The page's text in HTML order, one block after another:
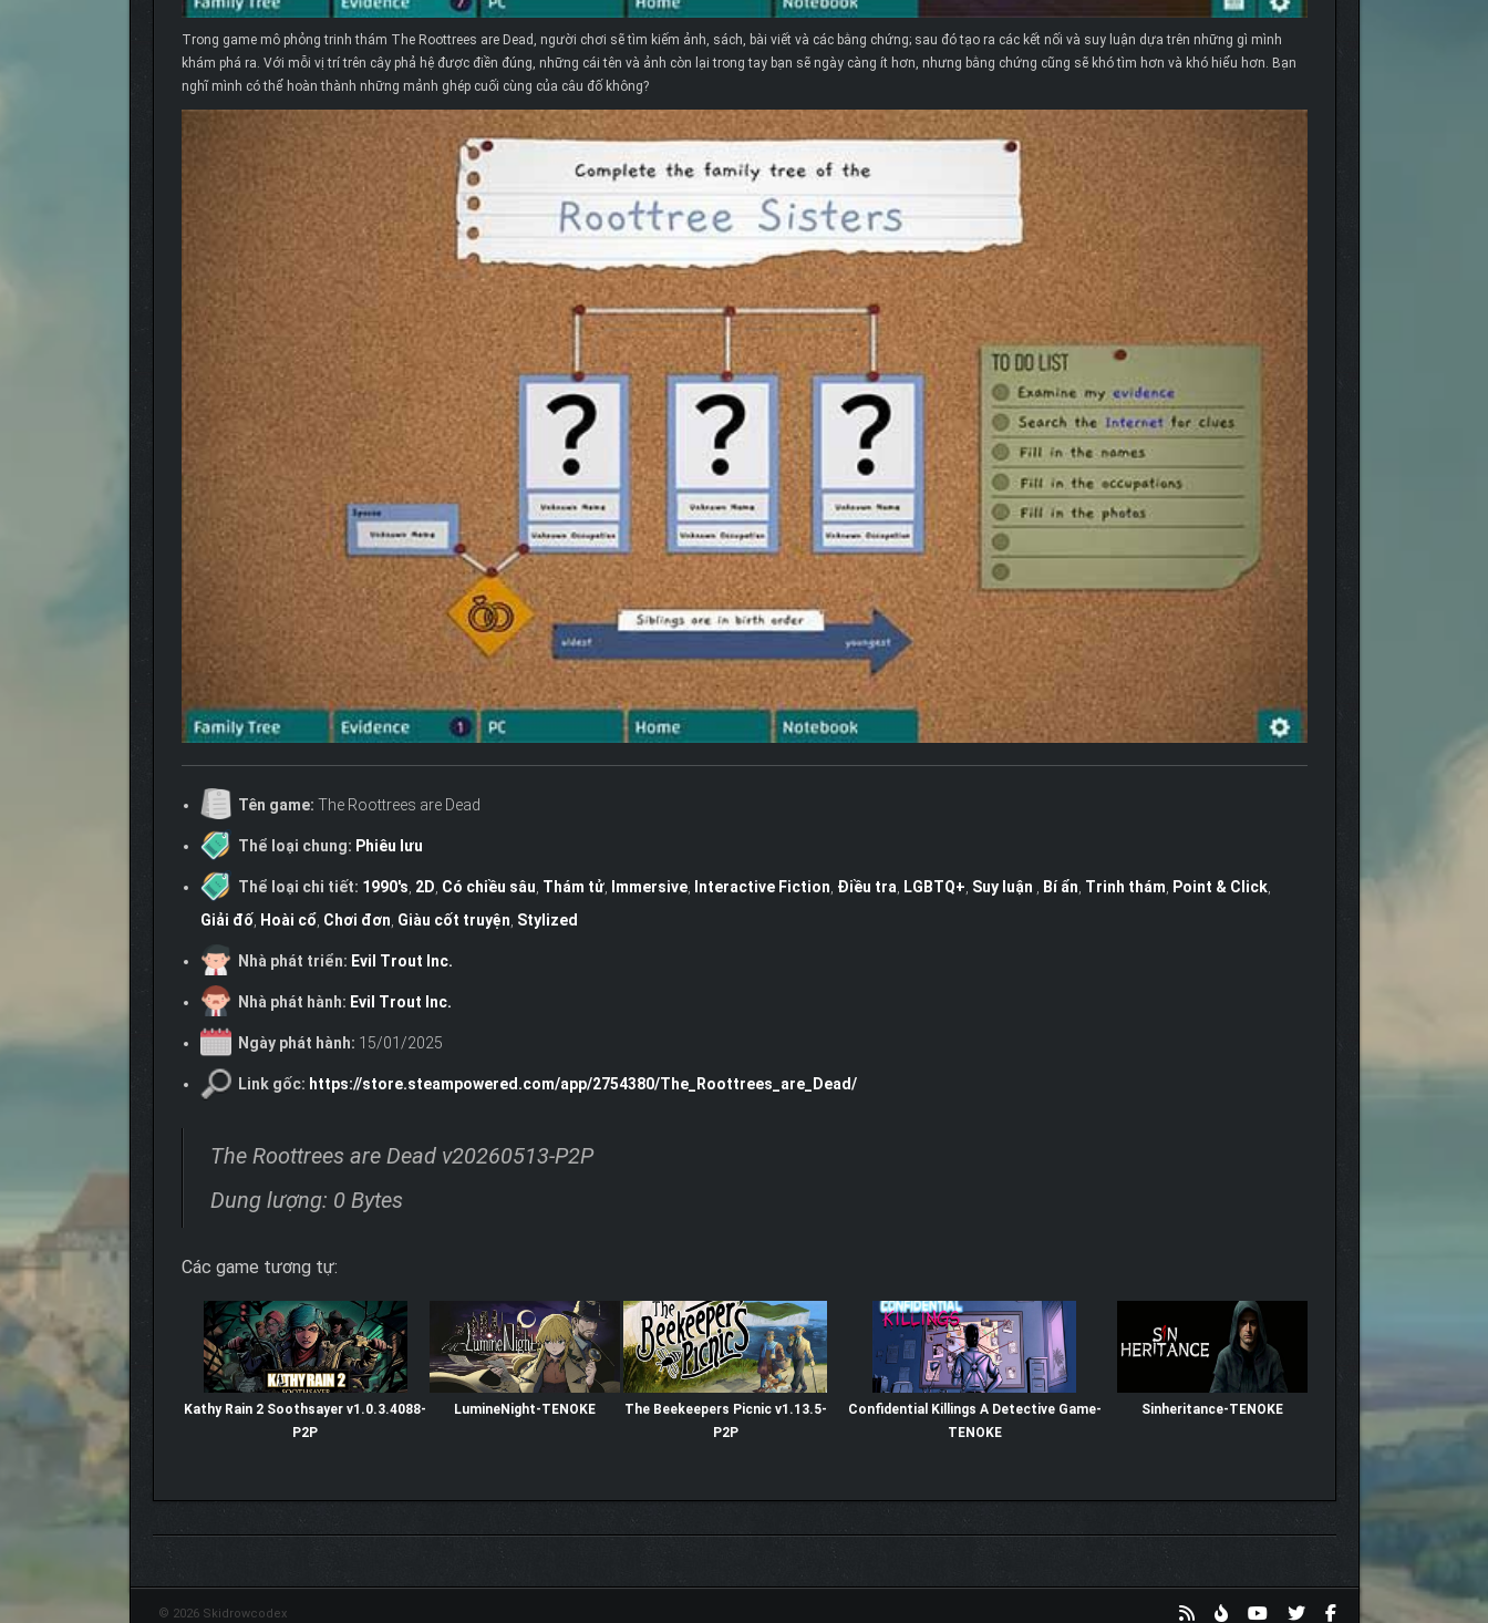
Trong game mô phỏng trinh thám The Roottrees are Dead, người chơi sẽ tìm kiếm ảnh, sách, bài viết và các bằng chứng; sau đó tạo ra các kết nối và suy luận dựa trên những gì mình
khám phá ra. Với mỗi vị trí trên cây phả hệ được điền đúng, những cái tên và ảnh còn lại trong tay bạn sẽ ngày càng ít hơn, nhưng bằng chứng cũng sẽ khó tìm hơn và khó hiểu hơn. Bạn
nghĩ mình có thể hoàn thành những mảnh ghép cuối cùng của câu đố không?
Tên game: The Roottrees are Dead
Thể loại chung: Phiêu lưu
Thể loại chi tiết: 1990's, 2D, Có chiều sâu, Thám tử, Immersive, Interactive Fiction, Điều tra, LGBTQ+, Suy luận , Bí ẩn, Trinh thám, Point & Click,
Giải đố, Hoài cổ, Chơi đơn, Giàu cốt truyện, Stylized
Nhà phát triển: Evil Trout Inc.
Nhà phát hành: Evil Trout Inc.
Ngày phát hành: 15/01/2025
Link gốc: https://store.steampowered.com/app/2754380/The_Roottrees_are_Dead/
The Roottrees are Dead v20260513-P2P
Dung lượng: 0 Bytes
Các game tương tự:
Kathy Rain 2 Soothsayer v1.0.3.4088-
P2P
LumineNight-TENOKE
The Beekeepers Picnic v1.13.5-
P2P
Confidential Killings A Detective Game-
TENOKE
Sinheritance-TENOKE
© 2026 Skidrowcodex